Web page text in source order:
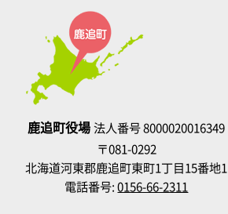
鹿追町役場法人番号 8000020016349
〒081-0292
北海道河東郡鹿追町東町1丁目15番地1
電話番号:0156-66-2311